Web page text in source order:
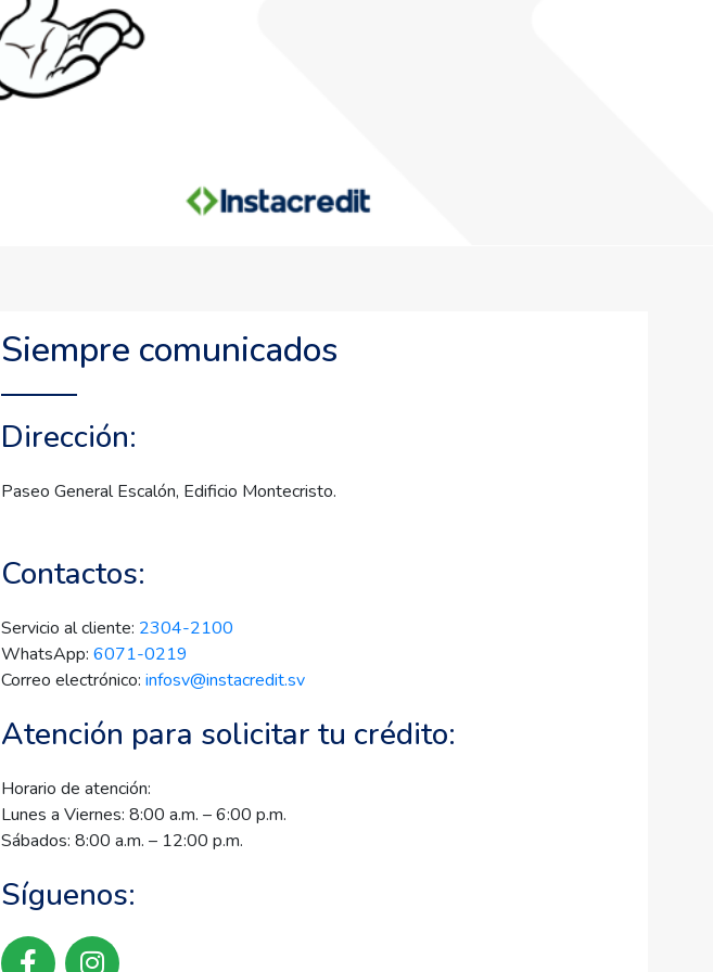
Siempre comunicados
Dirección:
Paseo General Escalón, Edificio Montecristo.
Contactos:
Servicio al cliente: 2304-2100
WhatsApp:6071-0219
Correo electrónico:infosv@instacredit.sv
Atención para solicitar tu crédito:
Horario de atención:
Lunes a Viernes: 8:00 a.m. – 6:00 p.m.
Sábados: 8:00 a.m. – 12:00 p.m.
Síguenos:
F I